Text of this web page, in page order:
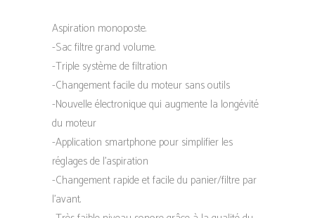
Aspiration monoposte.
-Sac filtre grand volume.
-Triple système de filtration
-Changement facile du moteur sans outils
-Nouvelle électronique qui augmente la longévité
du moteur
-Application smartphone pour simplifier les
réglages de l’aspiration
-Changement rapide et facile du panier/filtre par
l’avant.